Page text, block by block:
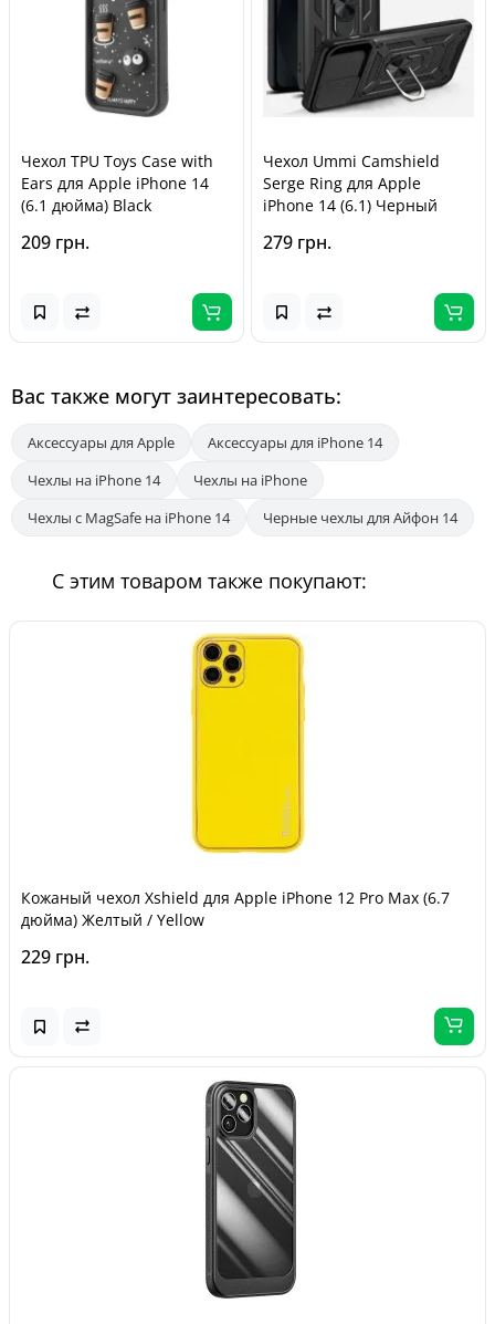
Чехол TPU Toys Case with
Ears для Apple iPhone 14
(6.1 дюйма) Black
209 грн.
Чехол Ummi Camshield
Serge Ring для Apple
iPhone 14 (6.1) Черный
279 грн.
Вас также могут заинтересовать:
Аксессуары для Apple
Аксессуары для iPhone 14
Чехлы на iPhone 14
Чехлы на iPhone
Чехлы с MagSafe на iPhone 14
Черные чехлы для Айфон 14
С этим товаром также покупают:
Кожаный чехол Xshield для Apple iPhone 12 Pro Max (6.7
дюйма) Желтый / Yellow
229 грн.